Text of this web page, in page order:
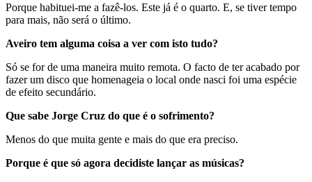
Porque habituei-me a fazê-los. Este já é o quarto. E, se tiver tempo
para mais, não será o último.
Aveiro tem alguma coisa a ver com isto tudo?
Só se for de uma maneira muito remota. O facto de ter acabado por
fazer um disco que homenageia o local onde nasci foi uma espécie
de efeito secundário.
Que sabe Jorge Cruz do que é o sofrimento?
Menos do que muita gente e mais do que era preciso.
Porque é que só agora decidiste lançar as músicas?